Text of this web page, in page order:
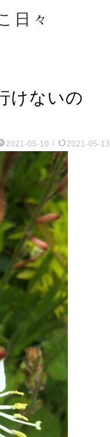
日々
けないの
2021-05-10 / 2021-05-13